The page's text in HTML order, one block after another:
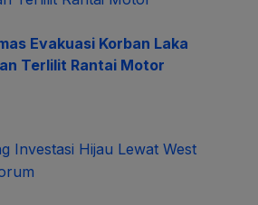
Evakuasi Korban Laka
Terlilit Rantai Motor